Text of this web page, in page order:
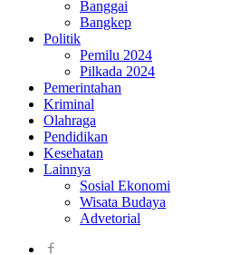
Banggai
Bangkep
Politik
Pemilu 2024
Pilkada 2024
Pemerintahan
Kriminal
Olahraga
Pendidikan
Kesehatan
Lainnya
Sosial Ekonomi
Wisata Budaya
Advetorial